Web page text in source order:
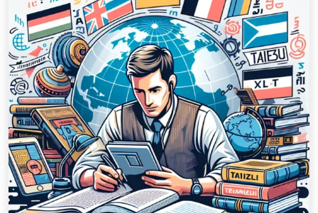
Tłumaczenia /17 grudnia 2024
Wyzwania i korzyści z pracy tłumacza
angielskiego w Rzeszowie